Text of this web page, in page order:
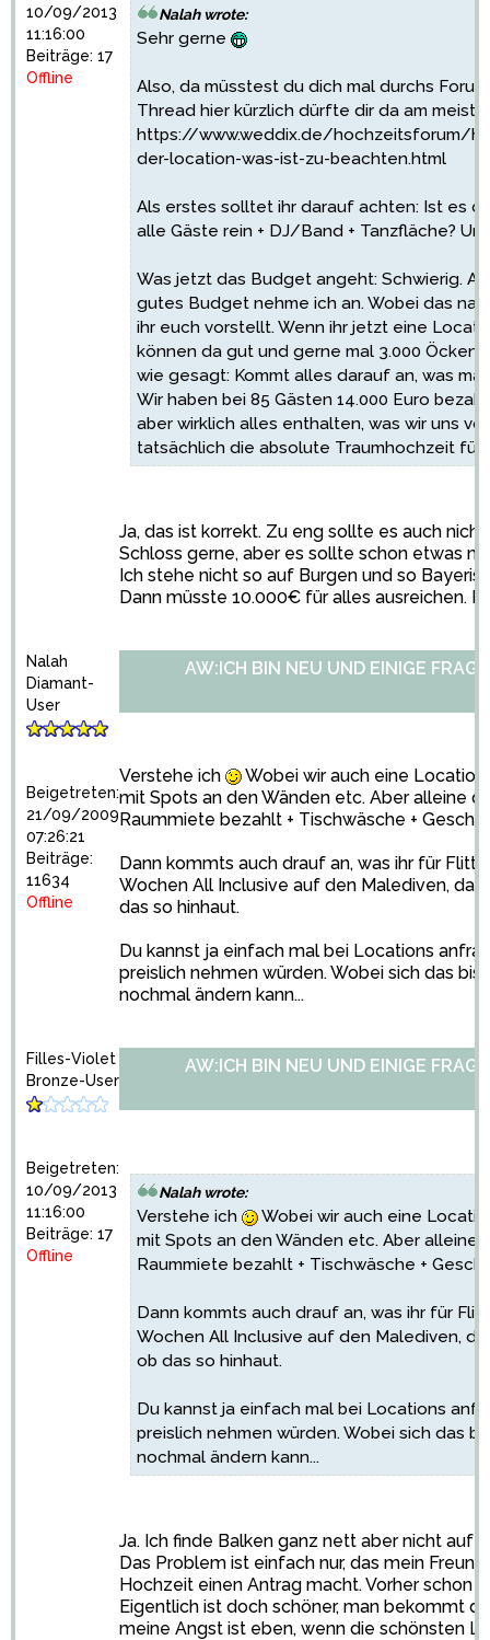
10/09/2013
11:16:00
Beiträge: 17
Offline
Nalah wrote:
Sehr gerne
Also, da müsstest du dich mal durchs
Thread hier kürzlich dürfte dir da am
https://www.weddix.de/hochzeitsforum/
der-location-was-ist-zu-beachten.html
Als erstes solltet ihr darauf achten: Ist es
alle Gäste rein + DJ/Band + Tanzfläche?
Was jetzt das Budget angeht: Schwierig.
gutes Budget nehme ich an. Wobei das
ihr euch vorstellt. Wenn ihr jetzt eine
können da gut und gerne mal 3.000 Öcken
wie gesagt: Kommt alles darauf an, was
Wir haben bei 85 Gästen 14.000 Euro
aber wirklich alles enthalten, was wir uns
tatsächlich die absolute Traumhochzeit für
Ja, das ist korrekt. Zu eng sollte es auch nicht
Schloss gerne, aber es sollte schon etwas
Ich stehe nicht so auf Burgen und so
Dann müsste 10.000€ für alles ausreichen.
Nalah
Diamant-
User
Beigetreten:
21/09/2009
07:26:21
Beiträge:
11634
Offline
AW:ICH BIN NEU UND EINIGE
Verstehe ich
Wobei wir auch eine
mit Spots an den Wänden etc. Aber alleine
Raummiete bezahlt + Tischwäsche +
Dann kommts auch drauf an, was ihr für
Wochen All Inclusive auf den Malediven,
das so hinhaut.
Du kannst ja einfach mal bei Locations
preislich nehmen würden. Wobei sich das bis
nochmal ändern kann...
Filles-Violet
Bronze-User
Beigetreten:
10/09/2013
11:16:00
Beiträge: 17
Offline
AW:ICH BIN NEU UND EINIGE
Nalah wrote:
Verstehe ich
Wobei wir auch eine
mit Spots an den Wänden etc. Aber alleine
Raummiete bezahlt + Tischwäsche +
Dann kommts auch drauf an, was ihr für
Wochen All Inclusive auf den Malediven,
ob das so hinhaut.
Du kannst ja einfach mal bei Locations
preislich nehmen würden. Wobei sich das
nochmal ändern kann...
Ja. Ich finde Balken ganz nett aber nicht auf
Das Problem ist einfach nur, das mein
Hochzeit einen Antrag macht. Vorher schon
Eigentlich ist doch schöner, man bekommt
meine Angst ist eben, wenn die schönsten